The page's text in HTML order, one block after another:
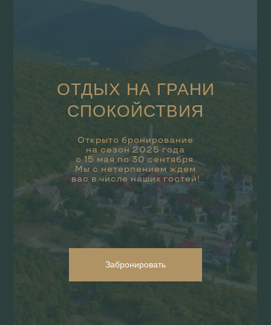
Забронировать
Открыто бронирование
на сезон 2025 года
с 15 мая по 30 сентября.
Мы с нетерпением ждем
вас в числе наших гостей!
ОТДЫХ НА ГРАНИ
СПОКОЙСТВИЯ